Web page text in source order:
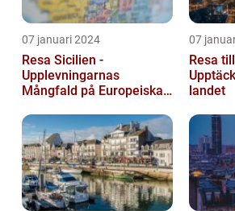
07 januari 2024
Resa Sicilien -
Upplevningarnas
Mångfald på Europeiska
07
Resa
landet